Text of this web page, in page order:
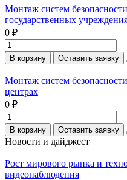
Монтаж систем
государственных
0 ₽
В корзину Оставить заявку
Монтаж систем
центрах
0 ₽
В корзину Оставить заявку
Новости и дайджест
Рост мирового рынка и
видеонаблюдения